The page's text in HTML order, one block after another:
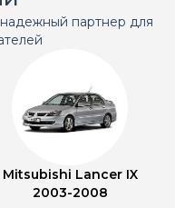
надежный партнер для
Mitsubishi Lancer IX
2003-2008